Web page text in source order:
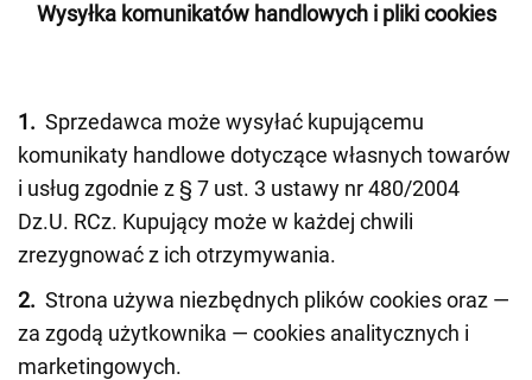
Wysyłka komunikatów handlowych i pliki cookies
1. Sprzedawca może wysyłać kupującemu
komunikaty handlowe dotyczące własnych towarów
i usług zgodnie z § 7 ust. 3 ustawy nr 480/2004
Dz.U. RCz. Kupujący może w każdej chwili
zrezygnować z ich otrzymywania.
2. Strona używa niezbędnych plików cookies oraz —
za zgodą użytkownika — cookies analitycznych i
marketingowych.